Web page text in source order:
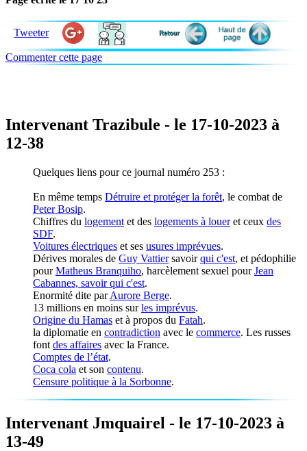
Tweeter
Commenter cette page
Intervenant Trazibule - le 17-10-2023 à
12-38
Quelques liens pour ce journal numéro 253 :
En même temps Détruire et protéger la forêt, le combat de
Peter Bosip.
Chiffres du logement et des logements à loueret ceux des
SDF.
Voitures électriques et ses usures imprévues.
Dérives morales de Guy Vattiersavoirqui c'est, et pédophilie
pourMatheus Branquiho, harcèlement sexuel pourJean
Cabannes, savoirqui c'est.
Enormité dite parAurore Berge.
13 millions en moins surles imprévus.
Origine du Hamas et à propos du Fatah.
la diplomatie en contradiction avec le commerce. Les russes
font des affaires avec la France.
Comptes de l’état.
Coca cola et son contenu.
Censure politique à la Sorbonne.
Intervenant Jmquairel - le 17-10-2023 à
13-49